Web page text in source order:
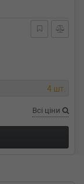
4 шт.
Всі ціни